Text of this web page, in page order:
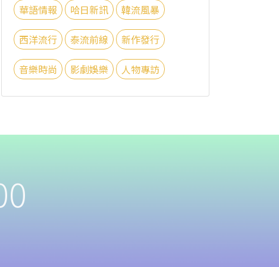
華語情報 哈日新訊 韓流風暴
西洋流行 泰流前線 新作發行
音樂時尚 影劇娛樂 人物專訪